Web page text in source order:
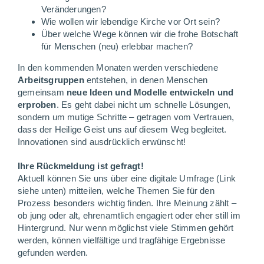
Veränderungen?
Wie wollen wir lebendige Kirche vor Ort sein?
Über welche Wege können wir die frohe Botschaft
für Menschen (neu) erlebbar machen?
In den kommenden Monaten werden verschiedene
Arbeitsgruppenentstehen, in denen Menschen
gemeinsam neue Ideen und Modelle entwickeln und
erproben. Es geht dabei nicht um schnelle Lösungen,
sondern um mutige Schritte – getragen vom Vertrauen,
dass der Heilige Geist uns auf diesem Weg begleitet.
Innovationen sind ausdrücklich erwünscht!
Ihre Rückmeldung ist gefragt!
Aktuell können Sie uns über eine digitale Umfrage (Link
siehe unten) mitteilen, welche Themen Sie für den
Prozess besonders wichtig finden. Ihre Meinung zählt –
ob jung oder alt, ehrenamtlich engagiert oder eher still im
Hintergrund. Nur wenn möglichst viele Stimmen gehört
werden, können vielfältige und tragfähige Ergebnisse
gefunden werden.